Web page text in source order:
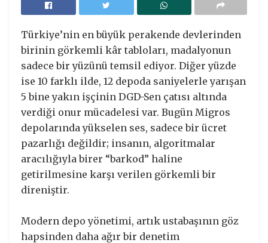
Türkiye’nin en büyük perakende devlerinden
birinin görkemli kâr tabloları, madalyonun
sadece bir yüzünü temsil ediyor. Diğer yüzde
ise 10 farklı ilde, 12 depoda saniyelerle yarışan
5 bine yakın işçinin DGD-Sen çatısı altında
verdiği onur mücadelesi var. Bugün Migros
depolarında yükselen ses, sadece bir ücret
pazarlığı değildir; insanın, algoritmalar
aracılığıyla birer “barkod” haline
getirilmesine karşı verilen görkemli bir
direniştir.
Modern depo yönetimi, artık ustabaşının göz
hapsinden daha ağır bir denetim